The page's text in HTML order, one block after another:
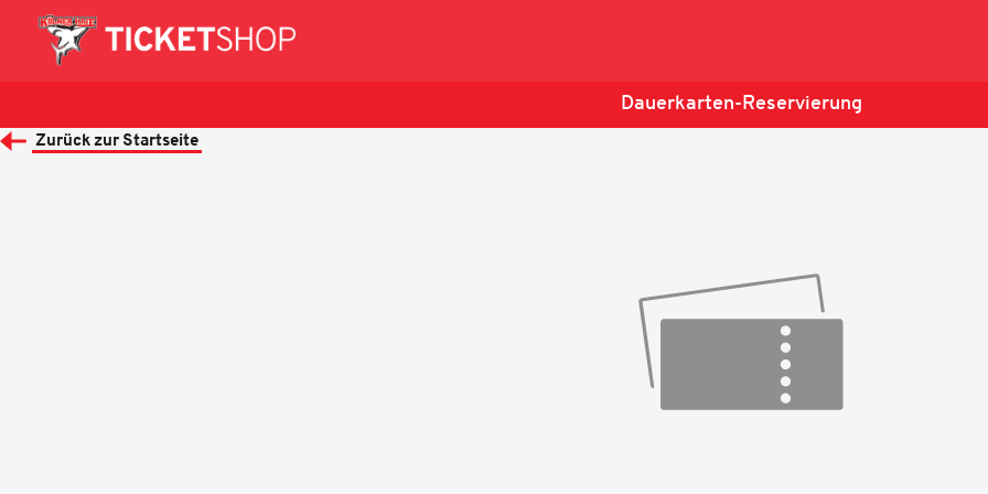
Dauerkarten-Reservierung
Zurück zur Startseite